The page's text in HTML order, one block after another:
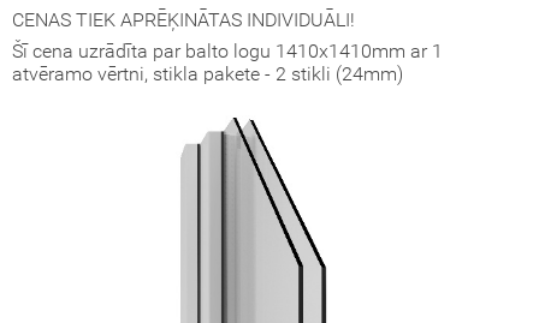
CENAS TIEK APRĒĶINĀTAS INDIVIDUĀLI!
Šī cena uzrādīta par balto logu 1410x1410mm ar 1
atvēramo vērtni, stikla pakete - 2 stikli (24mm)
TAPETES
durvis dzīvoklim
ārdurvis dzīvoklim
ārdurvis
64mm
INOX
CLASSIC
UN STANDARD durvis
kolekcija
politika